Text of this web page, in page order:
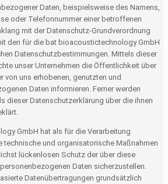
Daten, beispielsweise des Namens,
oder Telefonnummer einer betroffenen
mit der Datenschutz-Grundverordnung
den für die bat bioacoustictechnology GmbH
Datenschutzbestimmungen. Mittels dieser
unser Unternehmen die Öffentlichkeit über
von uns erhobenen, genutzten und
Daten informieren. Ferner werden
dieser Datenschutzerklärung über die ihnen
GmbH hat als für die Verarbeitung
technische und organisatorische Maßnahmen
lückenlosen Schutz der über diese
Daten sicherzustellen.
Datenübertragungen grundsätzlich